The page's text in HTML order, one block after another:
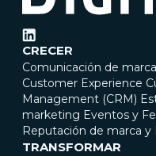
CRECER
Comunicación de
Customer Experience
Management (CRM)
marketing Eventos y
Reputación de marca y
TRANSFORMAR